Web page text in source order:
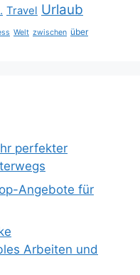
Travel Urlaub
Welt zwischen über
perfekter
Angebote für
Arbeiten und